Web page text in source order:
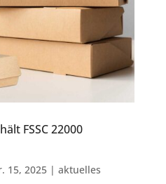
FSSC 22000
15, 2025| aktuelles